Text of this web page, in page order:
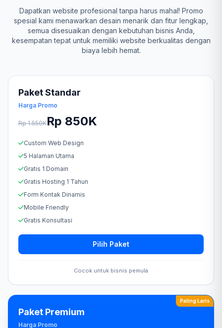
Dapatkan website profesional tanpa harus mahal! Promo
spesial kami menawarkan desain menarik dan fitur lengkap,
semua disesuaikan dengan kebutuhan bisnis Anda,
kesempatan tepat untuk memiliki website berkualitas dengan
biaya lebih hemat.
Paket Standar
Harga Promo
Rp 1.550KRp 850K
Custom Web Design
5 Halaman Utama
Gratis 1 Domain
Gratis Hosting 1 Tahun
Form Kontak Dinamis
Mobile Friendly
Gratis Konsultasi
Pilih Paket
Cocok untuk bisnis pemula
Paling Laris
Paket Premium
Harga Promo